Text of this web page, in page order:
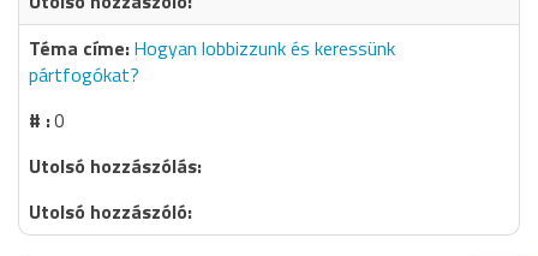
Hogyan lobbizzunk és keressünk
pártfogókat?
0